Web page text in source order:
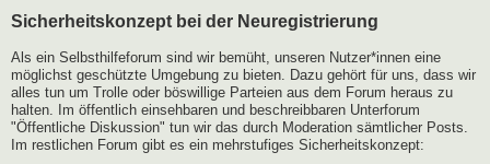
Sicherheitskonzept bei der Neuregistrierung
Als ein Selbsthilfeforum sind wir bemüht, unseren Nutzer*innen eine
möglichst geschützte Umgebung zu bieten. Dazu gehört für uns, dass wir
alles tun um Trolle oder böswillige Parteien aus dem Forum heraus zu
halten. Im öffentlich einsehbaren und beschreibbaren Unterforum
"Öffentliche Diskussion" tun wir das durch Moderation sämtlicher Posts.
Im restlichen Forum gibt es ein mehrstufiges Sicherheitskonzept: